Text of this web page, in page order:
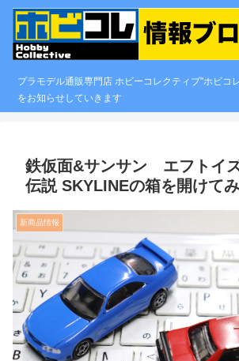
プラモデル通販専門店 ホビーコレクティブ"ホビコ
をお知らせしていきます
鉄仮面&サンサン エフトイ
伝説 SKYLINEの箱を開けて
新商品情報